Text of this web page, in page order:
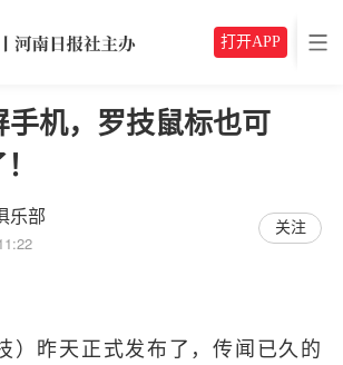
打开APP
手机，罗技鼠标也可
乐部 关注
）昨天正式发布了，传闻已久的